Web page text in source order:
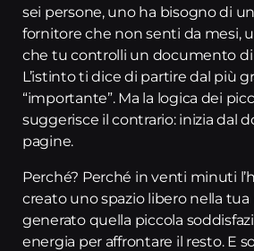
sei persone, uno ha bisogno di
fornitore che non senti da mesi,
che tu controlli un documento
L’istinto ti dice di partire dal più
“importante”. Ma la logica dei
suggerisce il contrario: inizia dal
pagine.
Perché? Perché in venti minuti
creato uno spazio libero nella tua
generato quella piccola
energia per affrontare il resto. E